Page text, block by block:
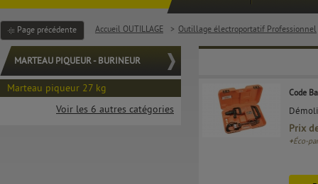
Page précédente Accueil OUTILLAGE > Outillage électroportatif Professionnel
MARTEAU PIQUEUR - BURINEUR
Marteau piqueur 27 kg
Voir les 6 autres catégories
Code
Prix
+Éco-